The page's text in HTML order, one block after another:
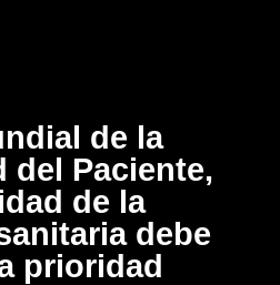
de la
del Paciente,
de la
debe
prioridad